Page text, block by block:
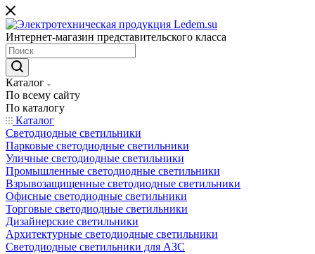
Интернет-магазин представительского класса
Каталог
По всему сайту
По каталогу
Каталог
Светодиодные светильники
Парковые светодиодные светильники
Уличные светодиодные светильники
Промышленные светодиодные светильники
Взрывозащищенные светодиодные светильники
Офисные светодиодные светильники
Торговые светодиодные светильники
Дизайнерские светильники
Архитектурные светодиодные светильники
Светодиодные светильники для АЗС